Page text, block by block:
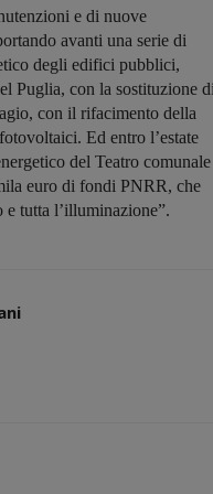
e di nuove
avanti una serie di
degli edifici pubblici,
Puglia, con la sostituzione
con il rifacimento della
Ed entro l’estate
del Teatro comunale
euro di fondi PNRR, che
tutta l’illuminazione”.